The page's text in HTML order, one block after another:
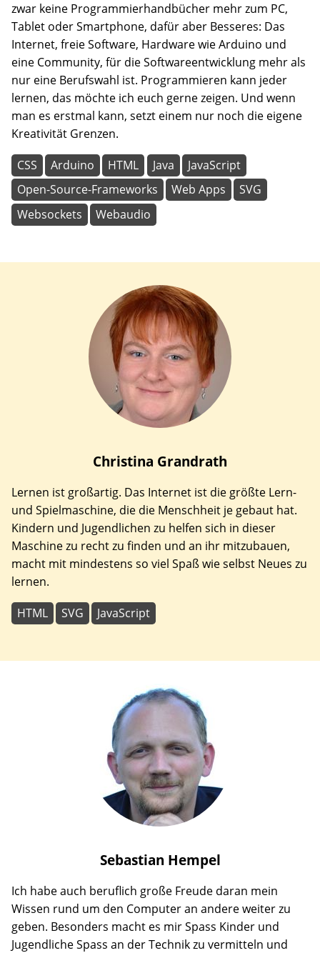
zwar keine Programmierhandbücher mehr zum PC,
Tablet oder Smartphone, dafür aber Besseres: Das
Internet, freie Software, Hardware wie Arduino und
eine Community, für die Softwareentwicklung mehr als
nur eine Berufswahl ist. Programmieren kann jeder
lernen, das möchte ich euch gerne zeigen. Und wenn
man es erstmal kann, setzt einem nur noch die eigene
Kreativität Grenzen.
CSS Arduino HTML Java
JavaScript
Open-Source-Frameworks
Web Apps
SVG
Websockets
Webaudio
Christina Grandrath
Lernen ist großartig. Das Internet ist die größte Lern-
und Spielmaschine, die die Menschheit je gebaut hat.
Kindern und Jugendlichen zu helfen sich in dieser
Maschine zu recht zu finden und an ihr mitzubauen,
macht mit mindestens so viel Spaß wie selbst Neues zu
lernen.
HTML SVG JavaScript
Sebastian Hempel
Ich habe auch beruflich große Freude daran mein
Wissen rund um den Computer an andere weiter zu
geben. Besonders macht es mir Spass Kinder und
Jugendliche Spass an der Technik zu vermitteln und